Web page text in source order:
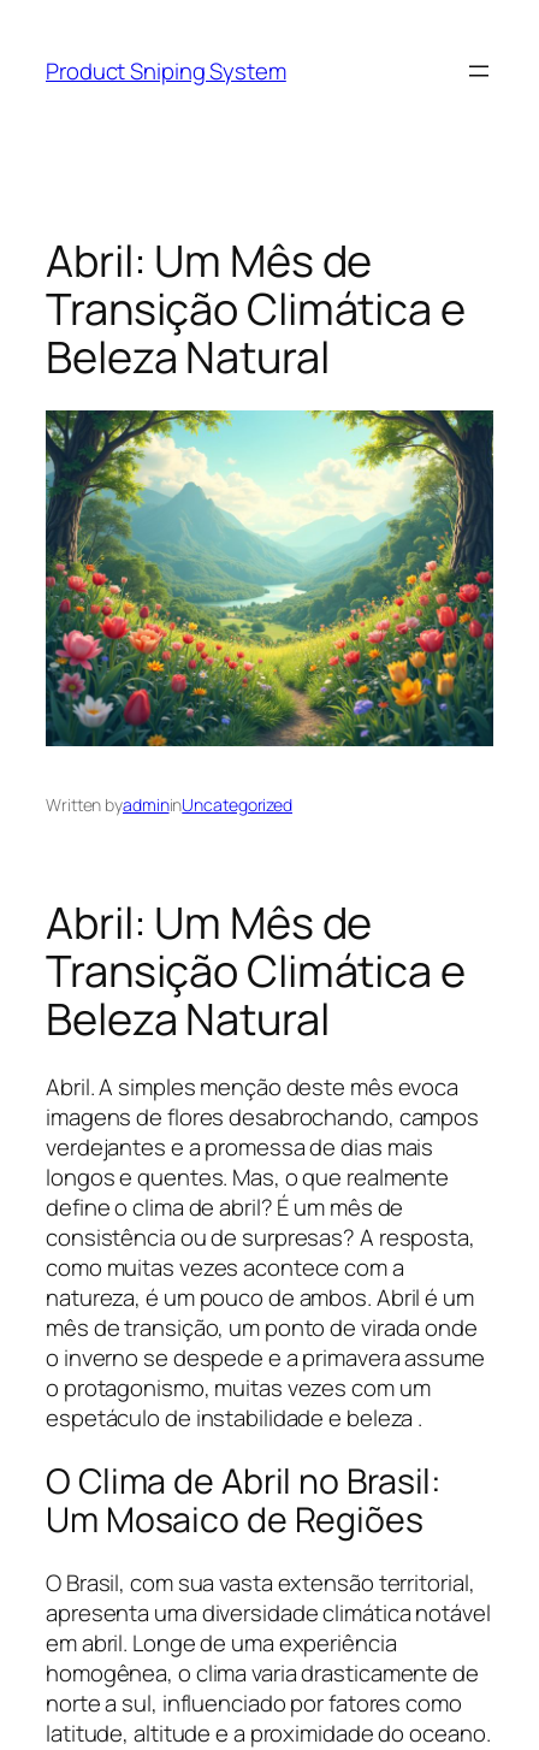
content
Product Sniping System
Abril: Um Mês de
Transição Climática e
Beleza Natural
Written byadmininUncategorized
Abril: Um Mês de
Transição Climática e
Beleza Natural
Abril. A simples menção deste mês evoca
imagens de flores desabrochando, campos
verdejantes e a promessa de dias mais
longos e quentes. Mas, o que realmente
define o clima de abril? É um mês de
consistência ou de surpresas? A resposta,
como muitas vezes acontece com a
natureza, é um pouco de ambos. Abril é um
mês de transição, um ponto de virada onde
o inverno se despede e a primavera assume
o protagonismo, muitas vezes com um
espetáculo de instabilidade e beleza .
O Clima de Abril no Brasil:
Um Mosaico de Regiões
O Brasil, com sua vasta extensão territorial,
apresenta uma diversidade climática notável
em abril. Longe de uma experiência
homogênea, o clima varia drasticamente de
norte a sul, influenciado por fatores como
latitude, altitude e a proximidade do oceano.